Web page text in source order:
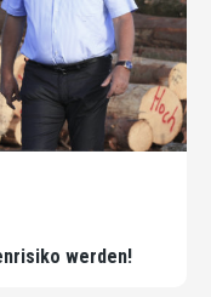
werden!